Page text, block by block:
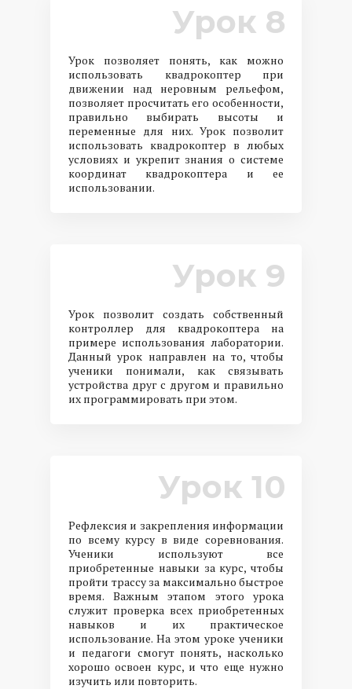
Урок 8
Урок позволяет понять, как можно
использовать квадрокоптер при
движении над неровным рельефом,
позволяет просчитать его особенности,
правильно выбирать высоты и
переменные для них. Урок позволит
использовать квадрокоптер в любых
условиях и укрепит знания о системе
координат квадрокоптера и ее
использовании.
Урок 9
Урок позволит создать собственный
контроллер для квадрокоптера на
примере использования лаборатории.
Данный урок направлен на то, чтобы
ученики понимали, как связывать
устройства друг с другом и правильно
их программировать при этом.
Урок 10
Рефлексия и закрепления информации
по всему курсу в виде соревнования.
Ученики используют все
приобретенные навыки за курс, чтобы
пройти трассу за максимально быстрое
время. Важным этапом этого урока
служит проверка всех приобретенных
навыков и их практическое
использование. На этом уроке ученики
и педагоги смогут понять, насколько
хорошо освоен курс, и что еще нужно
изучить или повторить.